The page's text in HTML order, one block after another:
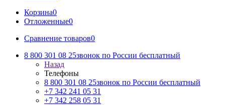
Корзина0
Отложенные0
Сравнение товаров0
8 800 301 08 25звонок по России бесплатный
Назад
Телефоны
8 800 301 08 25звонок по России бесплатный
+7 342 241 05 31
+7 342 258 05 31